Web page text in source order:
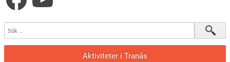
Aktiviteter i Tranås